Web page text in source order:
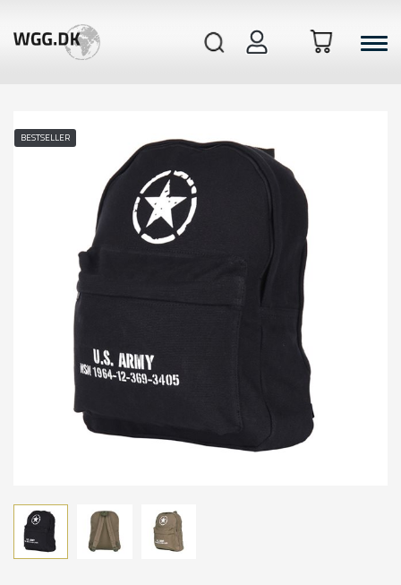
BESTSELLER
NARKOTEST
SKUD- OG STIKSIKRE VESTE
FRITID & OUTDOOR
Reb & Tov
Tasker & Rygsække
Førstehjælp & Overlevelse
Diverse
ENTRE KONTROL